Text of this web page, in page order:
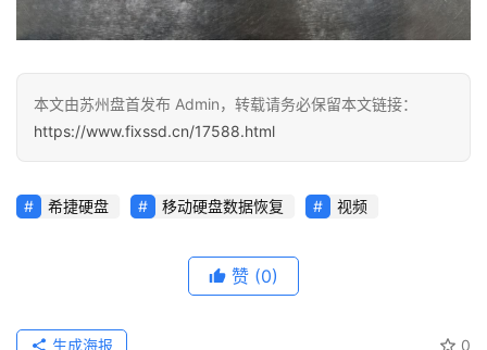
本文由苏州盘首发布 Admin，转载请务必保留本文链接：
https://www.fixssd.cn/17588.html
希捷硬盘 移动硬盘数据恢复 视频
赞 (0)
0
生成海报